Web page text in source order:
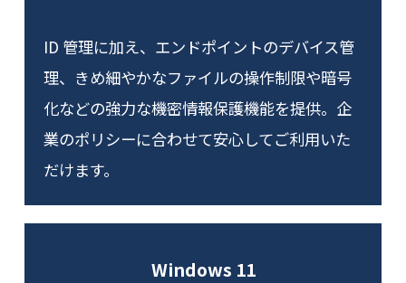
ID 管理に加え、エンドポイントのデバイス管
理、きめ細やかなファイルの操作制限や暗号
化などの強力な機密情報保護機能を提供。企
業のポリシーに合わせて安心してご利用いた
だけます。
Windows 11